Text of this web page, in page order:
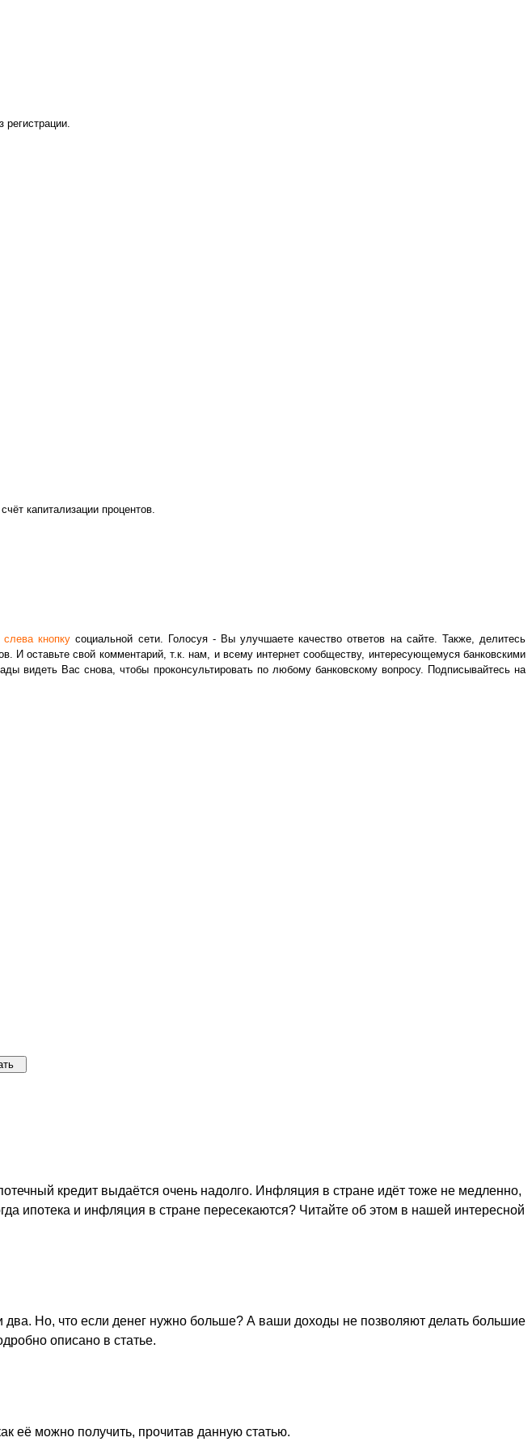
регистрации.
капитализации процентов.
кнопку социальной сети. Голосуя - Вы улучшаете качество ответов на сайте. Также, делитесь
И оставьте свой комментарий, т.к. нам, и всему интернет сообществу, интересующемуся банковскими
видеть Вас снова, чтобы проконсультировать по любому банковскому вопросу. Подписывайтесь на
кредит выдаётся очень надолго. Инфляция в стране идёт тоже не медленно,
ипотека и инфляция в стране пересекаются? Читайте об этом в нашей интересной
Но, что если денег нужно больше? А ваши доходы не позволяют делать большие
описано в статье.
её можно получить, прочитав данную статью.